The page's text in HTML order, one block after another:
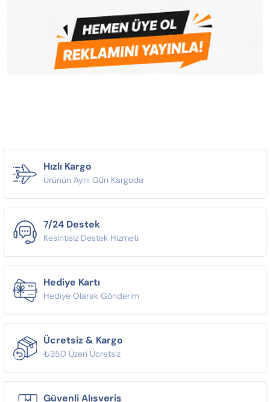
Hızlı Kargo
Ürünün Aynı Gün Kargoda
7/24 Destek
Kesintisiz Destek Hizmeti
Hediye Kartı
Hediye Olarak Gönderim
Ücretsiz & Kargo
₺350 Üzeri Ücretsiz
Güvenli Alışveriş